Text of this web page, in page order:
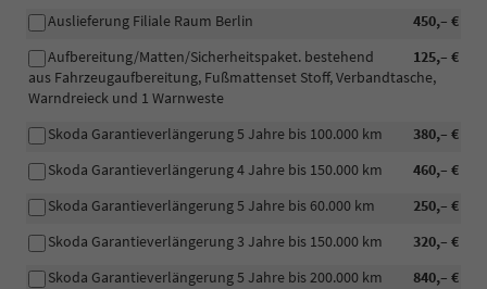
450,– €
Auslieferung Filiale Raum Berlin
125,– €
Aufbereitung/Matten/Sicherheitspaket. bestehend
aus Fahrzeugaufbereitung, Fußmattenset Stoff, Verbandtasche,
Warndreieck und 1 Warnweste
380,– €
Skoda Garantieverlängerung 5 Jahre bis 100.000 km
460,– €
Skoda Garantieverlängerung 4 Jahre bis 150.000 km
250,– €
Skoda Garantieverlängerung 5 Jahre bis 60.000 km
320,– €
Skoda Garantieverlängerung 3 Jahre bis 150.000 km
840,– €
Skoda Garantieverlängerung 5 Jahre bis 200.000 km